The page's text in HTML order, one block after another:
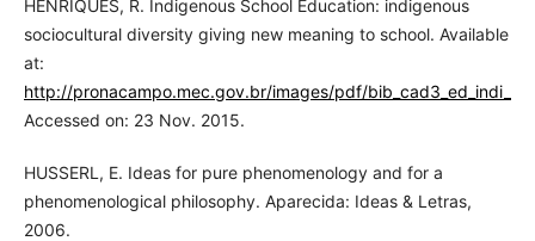
HENRIQUES, R. Indigenous School Education: indigenous
sociocultural diversity giving new meaning to school. Available
at:
http://pronacampo.mec.gov.br/images/pdf/
Accessed on: 23 Nov. 2015.
HUSSERL, E. Ideas for pure phenomenology and for a
phenomenological philosophy. Aparecida: Ideas & Letras,
2006.